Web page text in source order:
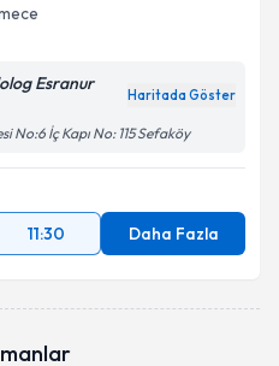
Esranur
Haritada Göster
No:6 İç Kapı No: 115 Sefaköy
11:30 Daha Fazla